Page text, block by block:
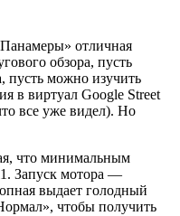
отличная
обзора, пусть
пусть можно изучить
в виртуал Google Street
все уже видел). Но
что минимальным
Запуск мотора —
выдает голодный
чтобы получить